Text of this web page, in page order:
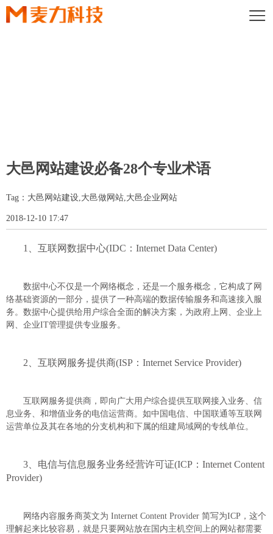
的地为设计而设计的做法
大邑网站建设必备28个专业术语
Tag：大邑网站建设,大邑做网站,大邑企业网站
2018-12-10 17:47
1、互联网数据中心(IDC：Internet Data Center)
数据中心不仅是一个网络概念，还是一个服务概念，它构成了网
络基础资源的一部分，提供了一种高端的数据传输服务和高速接入服
务。数据中心提供给用户综合全面的解决方案，为政府上网、企业上
网、企业IT管理提供专业服务。
2、互联网服务提供商(ISP：Internet Service Provider)
互联网服务提供商，即向广大用户综合提供互联网接入业务、信
息业务、和增值业务的电信运营商。如中国电信、中国联通等互联网
运营单位及其在各地的分支机构和下属的组建局域网的专线单位。
3、电信与信息服务业务经营许可证(ICP：Internet Content
Provider)
网络内容服务商英文为 Internet Content Provider 简写为ICP，这个
理解起来比较容易，就是只要网站放在国内主机空间上的网站都需要